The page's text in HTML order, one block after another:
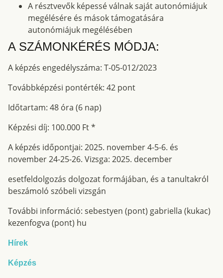
A résztvevők képessé válnak saját autonómiájuk
megélésére és mások támogatására
autonómiájuk megélésében
A SZÁMONKÉRÉS MÓDJA:
A képzés engedélyszáma: T-05-012/2023
Továbbképzési pontérték: 42 pont
Időtartam: 48 óra (6 nap)
Képzési díj: 100.000 Ft *
A képzés időpontjai: 2025. november 4-5-6. és
november 24-25-26. Vizsga: 2025. december
esetfeldolgozás dolgozat formájában, és a tanultakról
beszámoló szóbeli vizsgán
További információ: sebestyen (pont) gabriella (kukac)
kezenfogva (pont) hu
Hírek
Képzés